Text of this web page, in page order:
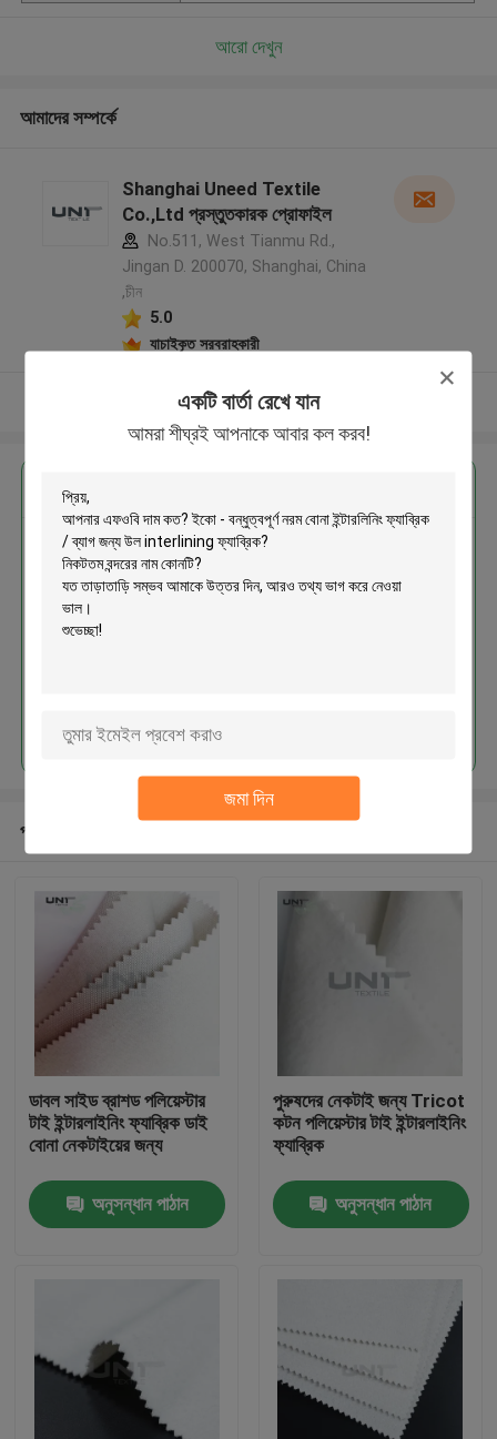
একটি বার্তা রেখে যান
আমরা শীঘ্রই আপনাকে আবার কল করব!
জমা দিন
পণ্য
আরো দেখুন
আমাদের সম্পর্কে
Shanghai Uneed Textile
Co.,Ltd প্রস্তুতকারক প্রোফাইল
No.511, West Tianmu Rd.,
Jingan D. 200070, Shanghai, China
,চীন
5.0
যাচাইকৃত সরবরাহকারী
আরো দেখুন
ইকো - বন্ধুত্বপূর্ণ নরম বোনা ইন্টারলিনিং
ফ্যাব্রিক / ব্যাগ জন্য উল interlining
প্রস্তাবিত পণ্য
ডাবল সাইড ব্রাশড পলিয়েস্টার
টাই ইন্টারলাইনিং ফ্যাব্রিক ডাই
বোনা নেকটাইয়ের জন্য
অনুসন্ধান পাঠান
পুরুষদের নেকটাই জন্য Tricot
কটন পলিয়েস্টার টাই ইন্টারলাইনিং
ফ্যাব্রিক
অনুসন্ধান পাঠান